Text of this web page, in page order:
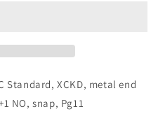
XCKD, metal end
NO, snap, Pg11